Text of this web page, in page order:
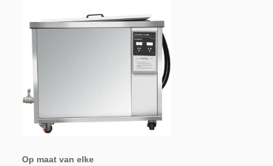
Op maat van elke